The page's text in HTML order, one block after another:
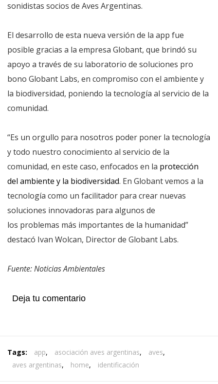
sonidistas socios de Aves Argentinas.
El desarrollo de esta nueva versión de la app fue
posible gracias a la empresa Globant, que brindó su
apoyo a través de su laboratorio de soluciones pro
bono Globant Labs, en compromiso con el ambiente y
la biodiversidad, poniendo la tecnología al servicio de la
comunidad.
“Es un orgullo para nosotros poder poner la tecnología
y todo nuestro conocimiento al servicio de la
comunidad, en este caso, enfocados en la protección
del ambiente y la biodiversidad. En Globant vemos a la
tecnología como un facilitador para crear nuevas
soluciones innovadoras para algunos de
los problemas más importantes de la humanidad”
destacó Ivan Wolcan, Director de Globant Labs.
Fuente: Noticias Ambientales
Deja tu comentario
Tags: app, asociación aves argentinas, aves,
aves argentinas, home, identificación